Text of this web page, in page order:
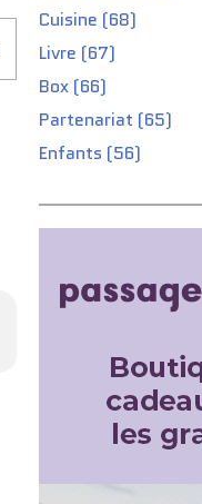
Cuisine (68)
Livre (67)
Box (66)
Partenariat (65)
Enfants (56)